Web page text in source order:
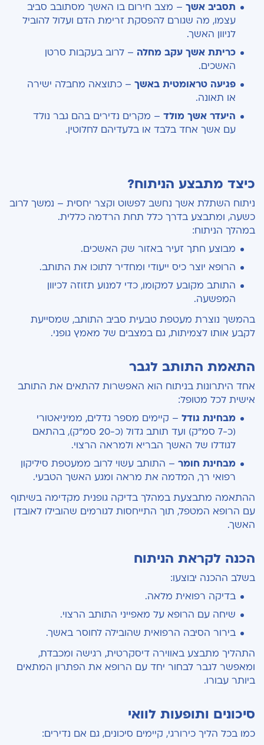
תסביב אשך – מצב חירום בו האשך מסתובב סביב
עצמו, מה שגורם להפסקת זרימת הדם ועלול להוביל
לניוון האשך.
כריתת אשך עקב מחלה – לרוב בעקבות סרטן
האשכים.
פגיעה טראומטית באשך – כתוצאה מחבלה ישירה
או תאונה.
היעדר אשך מולד – מקרים נדירים בהם גבר נולד
עם אשך אחד בלבד או בלעדיהם לחלוטין.
כיצד מתבצע הניתוח?
ניתוח השתלת אשך נחשב לפשוט וקצר יחסית – נמשך לרוב
כשעה, ומתבצע בדרך כלל תחת הרדמה כללית.
במהלך הניתוח:
מבוצע חתך זעיר באזור שק האשכים.
הרופא יוצר כיס ייעודי ומחדיר לתוכו את התותב.
התותב מקובע למקומו, כדי למנוע תזוזה לכיוון
המפשעה.
בהמשך נוצרת מעטפת טבעית סביב התותב, שמסייעת
לקבע אותו לצמיתות, גם במצבים של מאמץ גופני.
התאמת התותב לגבר
אחד היתרונות בניתוח הוא האפשרות להתאים את התותב
אישית לכל מטופל:
מבחינת גודל – קיימים מספר גדלים, ממיניאטורי
(כ-7 סמ״ק) ועד תותב גדול (כ-20 סמ״ק), בהתאם
לגודלו של האשך הבריא ולמראה הרצוי.
מבחינת חומר – התותב עשוי לרוב ממעטפת סיליקון
רפואי רך, המדמה את מראה ומגע האשך הטבעי.
ההתאמה מתבצעת במהלך בדיקה גופנית מקדימה בשיתוף
עם הרופא המטפל, תוך התייחסות לגורמים שהובילו לאובדן
האשך.
הכנה לקראת הניתוח
בשלב ההכנה יבוצעו:
בדיקה רפואית מלאה.
שיחה עם הרופא על מאפייני התותב הרצוי.
בירור הסיבה הרפואית שהובילה לחוסר באשך.
התהליך מתבצע באווירה דיסקרטית, רגישה ומכבדת,
ומאפשר לגבר לבחור יחד עם הרופא את הפתרון המתאים
ביותר עבורו.
סיכונים ותופעות לוואי
כמו בכל הליך כירורגי, קיימים סיכונים, גם אם נדירים: